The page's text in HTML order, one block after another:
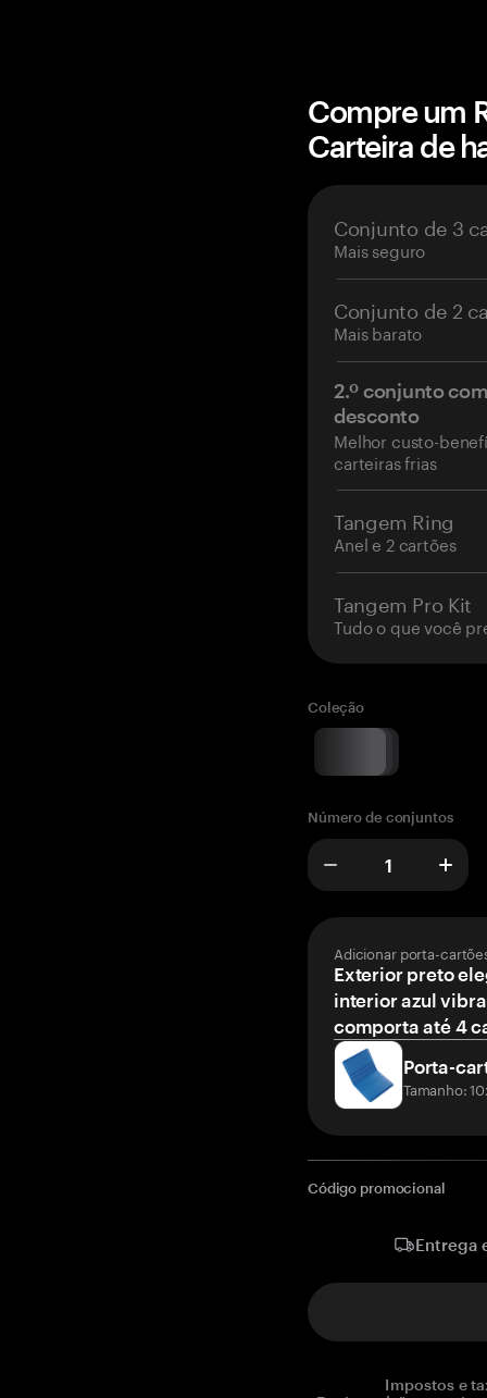
Compre um
Carteira de
Conjunto de 3
Mais seguro
Conjunto de 2
Mais barato
2.º conjunto
desconto
Melhor custo-
carteiras frias
Tangem Ring
Anel e 2 cartões
Tangem Pro Kit
Tudo o que você
Coleção
Número de conjuntos
Adicionar porta-
Exterior preto
interior azul
comporta até 4
Porta-
Tamanho:
Código promocional
Entrega
Impostos e